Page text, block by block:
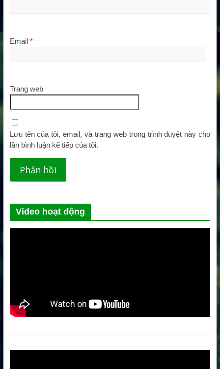
Email *
Trang web
Lưu tên của tôi, email, và trang web trong trình duyệt này cho
lần bình luận kế tiếp của tôi.
Video hoạt động